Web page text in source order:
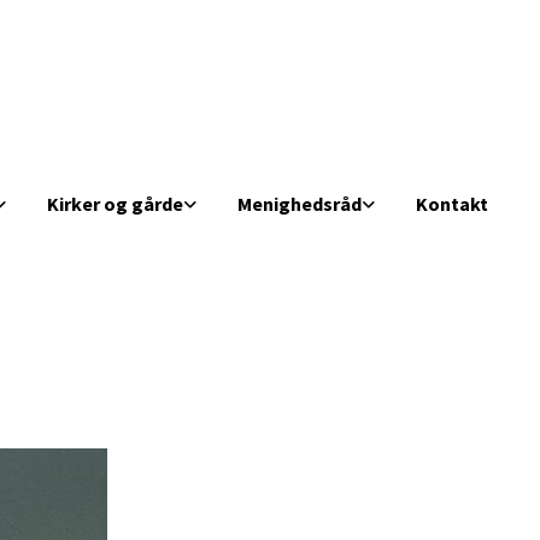
Kirker og gårde Menighedsråd Kontakt